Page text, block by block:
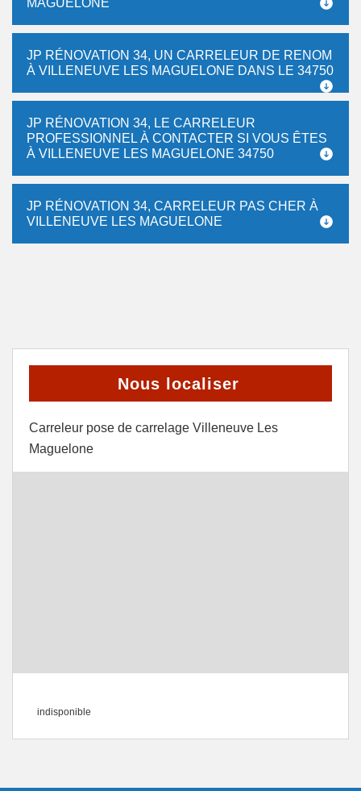
MAGUELONE
JP RÉNOVATION 34, UN CARRELEUR DE RENOM
À VILLENEUVE LES MAGUELONE DANS LE 34750
JP RÉNOVATION 34, LE CARRELEUR
PROFESSIONNEL À CONTACTER SI VOUS ÊTES
À VILLENEUVE LES MAGUELONE 34750
JP RÉNOVATION 34, CARRELEUR PAS CHER À
VILLENEUVE LES MAGUELONE
Nous localiser
Carreleur pose de carrelage Villeneuve Les
Maguelone
indisponible